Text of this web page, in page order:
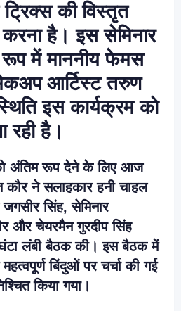
की विस्तृत
करना है। इस सेमिनार
में माननीय फेमस
आर्टिस्ट तरुण
इस कार्यक्रम को
रही है।
को अंतिम रूप देने के लिए आज
कौर ने सलाहकार हनी चाहल
सिंह, सेमिनार
और चेयरमैन गुरदीप सिंह
लंबी बैठक की। इस बैठक में
बिंदुओं पर चर्चा की गई
किया गया।